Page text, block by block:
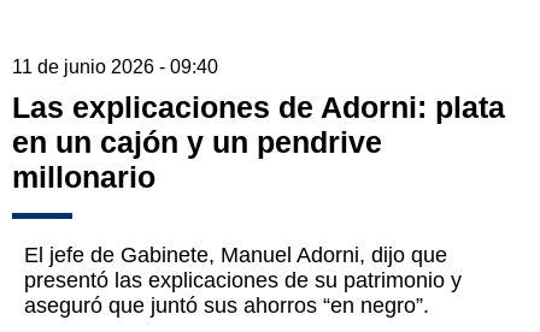
11 de junio 2026 - 09:40
Las explicaciones de Adorni: plata
en un cajón y un pendrive
millonario
El jefe de Gabinete, Manuel Adorni, dijo que
presentó las explicaciones de su patrimonio y
aseguró que juntó sus ahorros “en negro”.